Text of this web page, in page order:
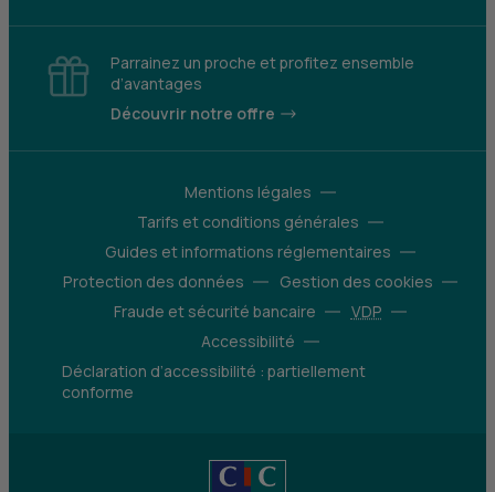
Parrainez un proche et profitez ensemble
d’avantages
Découvrir notre offre
Mentions légales
Tarifs et conditions générales
Guides et informations réglementaires
Protection des données
Gestion des cookies
Fraude et sécurité bancaire
VDP
Accessibilité
Déclaration d’accessibilité : partiellement
conforme